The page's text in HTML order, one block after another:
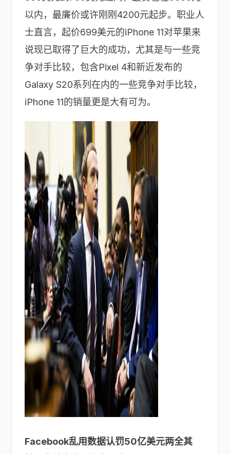
以内，最廉价或许刚刚4200元起步。职业人
士直言，起价699美元的iPhone 11对苹果来
说现已取得了巨大的成功，尤其是与一些竞
争对手比较，包含Pixel 4和新近发布的
Galaxy S20系列在内的一些竞争对手比较，
iPhone 11的销量更是大有可为。
Facebook乱用数据认罚50亿美元两全其